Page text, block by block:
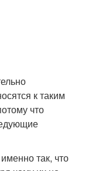
к таким
что
так, что